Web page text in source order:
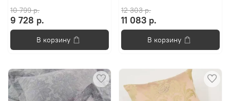
10 799 р.
9 728 р.
В корзину
12 303 р.
11 083 р.
В корзину